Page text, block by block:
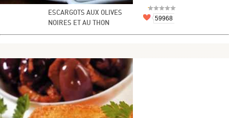
ESCARGOTS AUX OLIVES
NOIRES ET AU THON
59968